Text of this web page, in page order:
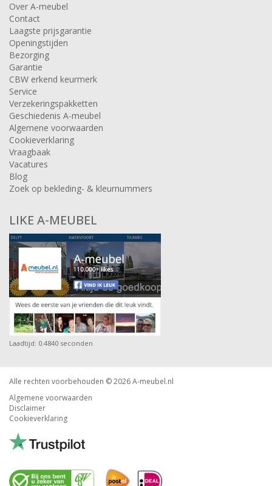
Over A-meubel
Contact
Laagste prijsgarantie
Openingstijden
Bezorging
Garantie
CBW erkend keurmerk
Service
Verzekeringspakketten
Geschiedenis A-meubel
Algemene voorwaarden
Cookieverklaring
Vraagbaak
Vacatures
Blog
Zoek op bekleding- & kleurnummers
LIKE A-MEUBEL
Laadtijd: 0.4840 seconden
Alle rechten voorbehouden © 2026A-meubel.nl
Algemene voorwaarden
Disclaimer
Cookieverklaring